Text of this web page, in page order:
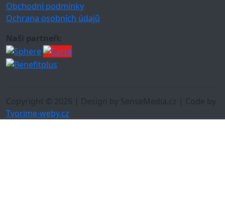
Obchodní podmínky
Ochrana osobních údajů
Naši partneři:
Copyright © 2026 | Design by SenseMedia.cz | Code by
Tvorime-weby.cz